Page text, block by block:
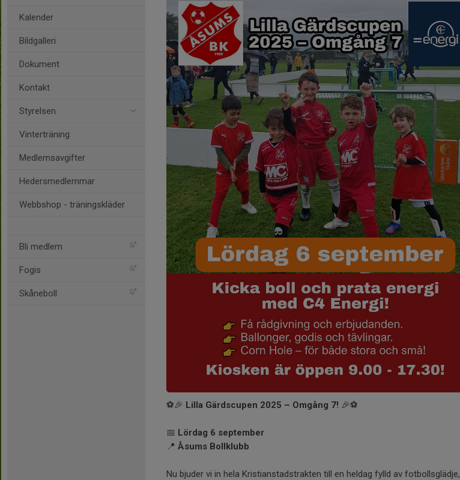
Kalender
Bildgalleri
Dokument
Kontakt
Styrelsen
Vinterträning
Medlemsavgifter
Hedersmedlemmar
Webbshop - träningskläder
Bli medlem
Fogis
Skåneboll
⚽🎉 Lilla Gärdscupen 2025 – Omgång 7! 🎉⚽
📅 Lördag 6 september
📍 Åsums Bollklubb
Nu bjuder vi in hela Kristianstadstrakten till en heldag fylld av fotbollsglädje,